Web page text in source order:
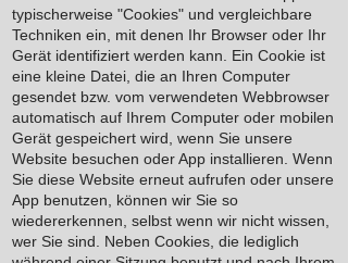
typischerweise "Cookies" und vergleichbare
Techniken ein, mit denen Ihr Browser oder Ihr
Gerät identifiziert werden kann. Ein Cookie ist
eine kleine Datei, die an Ihren Computer
gesendet bzw. vom verwendeten Webbrowser
automatisch auf Ihrem Computer oder mobilen
Gerät gespeichert wird, wenn Sie unsere
Website besuchen oder App installieren. Wenn
Sie diese Website erneut aufrufen oder unsere
App benutzen, können wir Sie so
wiedererkennen, selbst wenn wir nicht wissen,
wer Sie sind. Neben Cookies, die lediglich